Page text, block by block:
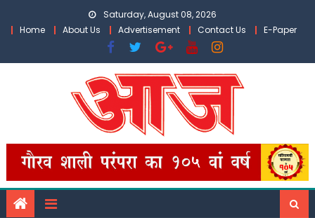
Saturday, August 08, 2026
Home
About Us Advertisement Contact Us E-Paper